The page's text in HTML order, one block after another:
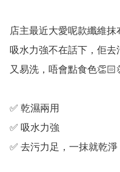
店主最近大愛呢款纖維抹
吸水力強不在話下，佢
又易洗，唔會點食色
✅ 乾濕兩用
✅ 吸水力強
✅ 去污力足，一抹就乾淨